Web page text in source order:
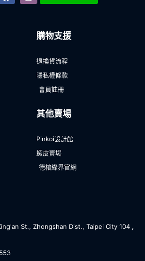
購物支援
退換貨流程
隱私權條款
會員註冊
其他賣場
Pinkoi設計館
蝦皮賣場
德榕綠界官網
St., Zhongshan Dist., Taipei City 104 ,